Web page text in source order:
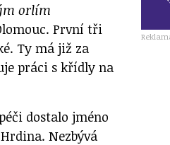
orlím
První tři
Ty má již za
práci s křídly na
dostalo jméno
Nezbývá